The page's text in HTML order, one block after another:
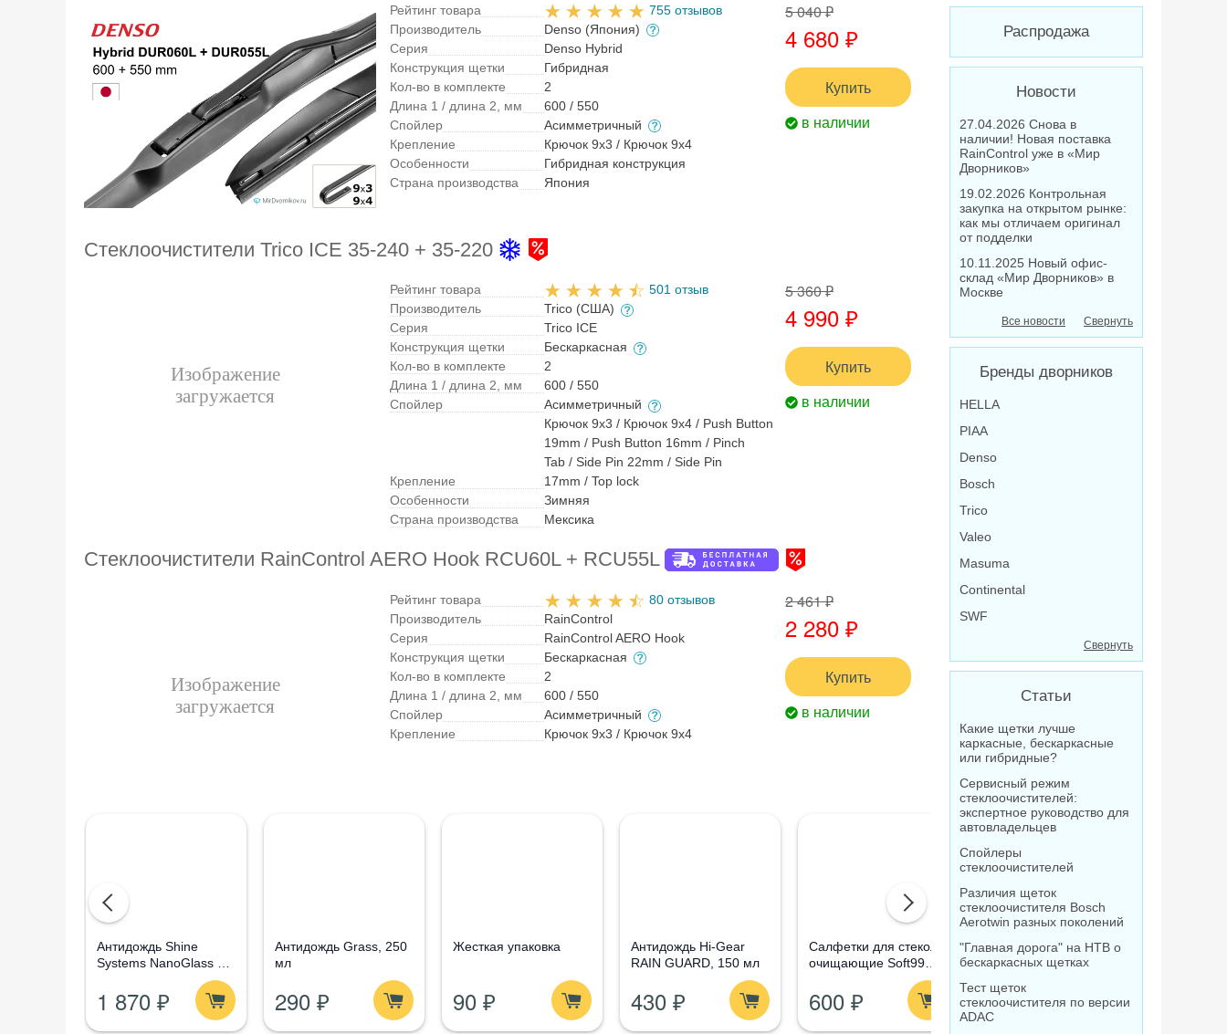
Рейтинг товара
755 отзывов
Производитель
Denso (Япония)
Серия
Denso Hybrid
Конструкция щетки
Гибридная
Кол-во в комплекте
2
Длина 1 / длина 2, мм
600 / 550
Спойлер
Асимметричный
Крепление
Крючок 9x3 / Крючок 9x4
Особенности
Гибридная конструкция
Страна производства
Япония
5 040 ₽
4 680 ₽
Купить
в наличии
Стеклоочистители Trico ICE 35-240 + 35-220
Рейтинг товара
501 отзыв
Производитель
Trico (США)
Серия
Trico ICE
Конструкция щетки
Бескаркасная
Кол-во в комплекте
2
Длина 1 / длина 2, мм
600 / 550
Спойлер
Асимметричный
Крепление
Крючок 9x3 / Крючок 9x4 / Push Button
19mm / Push Button 16mm / Pinch
Tab / Side Pin 22mm / Side Pin
17mm / Top lock
Особенности
Зимняя
Страна производства
Мексика
5 360 ₽
4 990 ₽
Купить
в наличии
Стеклоочистители RainControl AERO Hook RCU60L + RCU55L
Рейтинг товара
80 отзывов
Производитель
RainControl
Серия
RainControl AERO Hook
Конструкция щетки
Бескаркасная
Кол-во в комплекте
2
Длина 1 / длина 2, мм
600 / 550
Спойлер
Асимметричный
Крепление
Крючок 9x3 / Крючок 9x4
2 461 ₽
2 280 ₽
Купить
в наличии
Aнтидождь Shine
Systems NanoGlass Kit
- Набор по уходу за
стеклом
1 870 ₽
Антидождь Grass, 250
мл
290 ₽
Жесткая упаковка
90 ₽
Антидождь Hi-Gear
RAIN GUARD, 150 мл
430 ₽
Салфетки для стекол
очищающие Soft99
Glass Cleaning Wipes,
10 шт
600 ₽
Омыватель стекол
концентрат Лавр
мл
210 ₽
Распродажа
Новости
27.04.2026 Снова в
наличии! Новая поставка
RainControl уже в «Мир
Дворников»
19.02.2026 Контрольная
закупка на открытом рынке:
как мы отличаем оригинал
от подделки
10.11.2025 Новый офис-
склад «Мир Дворников» в
Москве
Свернуть
Все новости
Бренды дворников
HELLA
PIAA
Denso
Bosch
Trico
Valeo
Masuma
Continental
SWF
Свернуть
Статьи
Какие щетки лучше
каркасные, бескаркасные
или гибридные?
Сервисный режим
стеклоочистителей:
экспертное руководство для
автовладельцев
Спойлеры
стеклоочистителей
Различия щеток
стеклоочистителя Bosch
Aerotwin разных поколений
"Главная дорога" на НТВ о
бескаркасных щетках
Тест щеток
стеклоочистителя по версии
ADAC